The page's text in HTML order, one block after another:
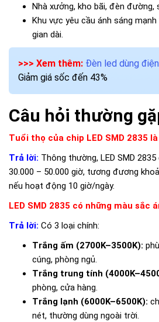
Nhà xưởng, kho bãi, đèn đường,
Khu vực yêu cầu ánh sáng
gian dài.
>>> Xem thêm: Đèn led dùng điện
Giảm giá sốc đến 43%
Câu hỏi thường
Tuổi thọ của chip LED SMD 2835
Trả lời: Thông thường, LED SMD
30.000 – 50.000 giờ, tương đương
nếu hoạt động 10 giờ/ngày.
LED SMD 2835 có những màu sắc
Trả lời: Có 3 loại chính:
Trắng ấm (2700K–3500K):
cúng, phòng ngủ.
Trắng trung tính
phòng, cửa hàng.
Trắng lạnh (6000K–6500K):
nét, thường dùng ngoài trời.